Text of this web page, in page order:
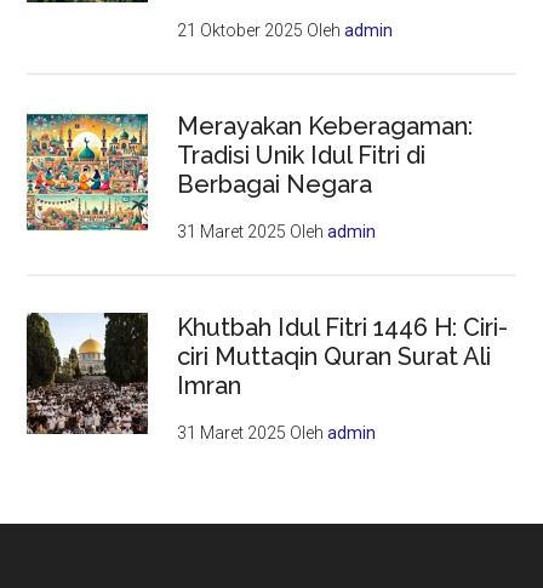
21 Oktober 2025 Olehadmin
Merayakan Keberagaman:
Tradisi Unik Idul Fitri di
Berbagai Negara
31 Maret 2025 Olehadmin
Khutbah Idul Fitri 1446 H: Ciri-
ciri Muttaqin Quran Surat Ali
Imran
31 Maret 2025 Olehadmin